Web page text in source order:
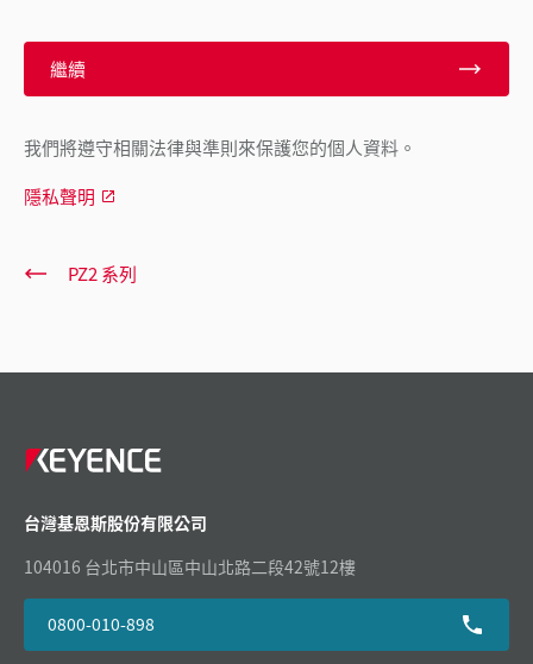
繼續
我們將遵守相關法律與準則來保護您的個人資料。
隱私聲明
PZ2 系列
台灣基恩斯股份有限公司
104016 台北市中山區中山北路二段42號12樓
0800-010-898